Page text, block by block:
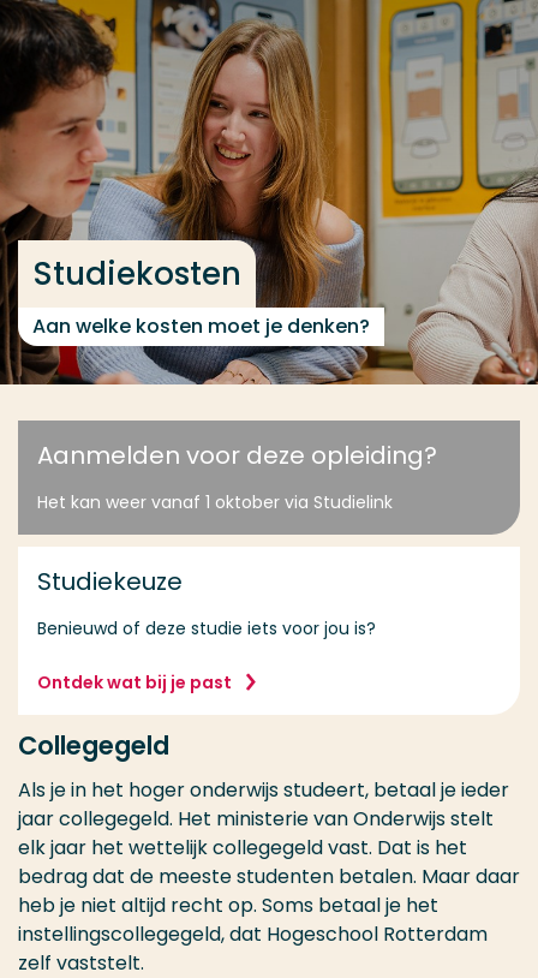
Ga direct naar de content
... > Studiekosten
Studiekosten
Aan welke kosten moet je denken?
Aanmelden voor deze opleiding?
Het kan weer vanaf 1 oktober via Studielink
Studiekeuze
Benieuwd of deze studie iets voor jou is?
Ontdek wat bij je past
Collegegeld
Als je in het hoger onderwijs studeert, betaal je ieder
jaar collegegeld. Het ministerie van Onderwijs stelt
elk jaar het wettelijk collegegeld vast. Dat is het
bedrag dat de meeste studenten betalen. Maar daar
heb je niet altijd recht op. Soms betaal je het
instellingscollegegeld, dat Hogeschool Rotterdam
zelf vaststelt.
Veel gezocht
Opleiding
Contact